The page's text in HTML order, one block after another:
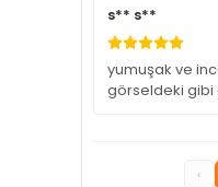
s** s**
yumuşak ve
görseldeki gibi
‹